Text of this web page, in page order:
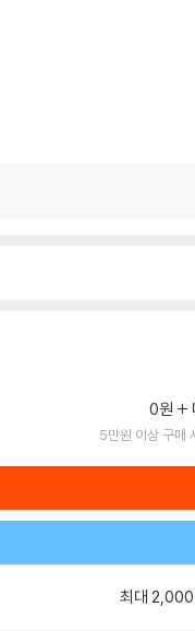
0원
5만원 이상 구매
최대 2,000